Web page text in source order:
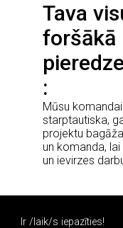
Tava
foršākā
Mūsu
starptautiska,
projektu
un komanda,
un ievirzes
Ir /laik/s iepazīties!